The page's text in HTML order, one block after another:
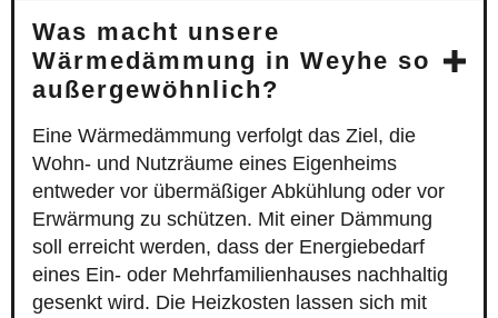
Was macht unsere
Wärmedämmung in Weyhe so
außergewöhnlich?
Eine Wärmedämmung verfolgt das Ziel, die
Wohn- und Nutzräume eines Eigenheims
entweder vor übermäßiger Abkühlung oder vor
Erwärmung zu schützen. Mit einer Dämmung
soll erreicht werden, dass der Energiebedarf
eines Ein- oder Mehrfamilienhauses nachhaltig
gesenkt wird. Die Heizkosten lassen sich mit